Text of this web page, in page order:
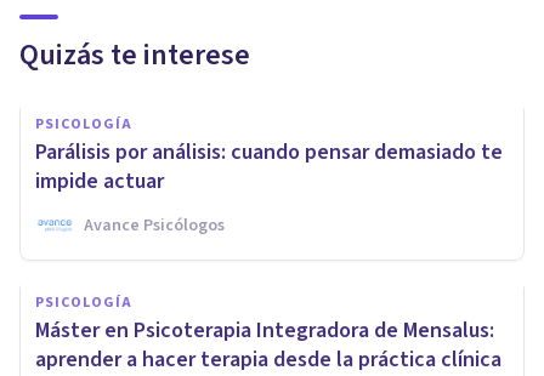
Quizás te interese
PSICOLOGÍA
Parálisis por análisis: cuando pensar demasiado te
impide actuar
Avance Psicólogos
PSICOLOGÍA
Máster en Psicoterapia Integradora de Mensalus:
aprender a hacer terapia desde la práctica clínica